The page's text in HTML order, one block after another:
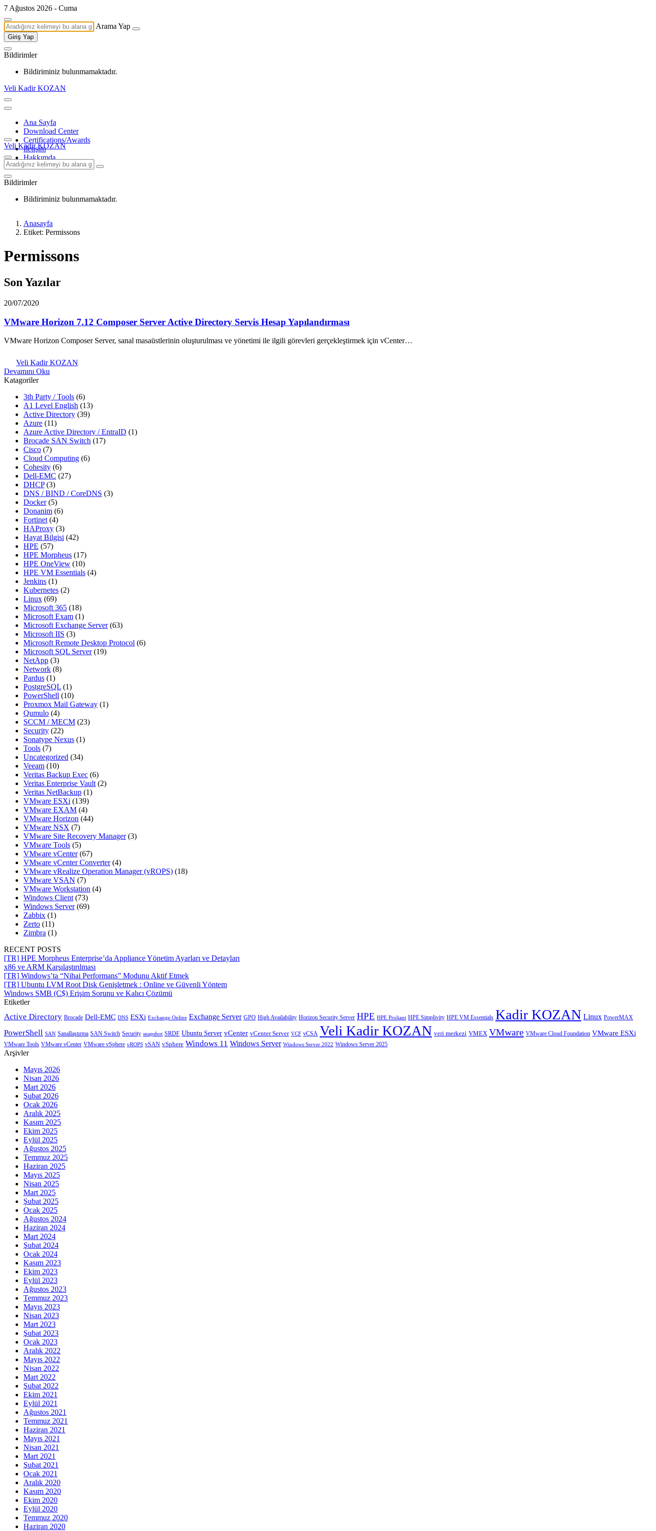
7 Ağustos 2026 - Cuma
Arama Yap
Giriş Yap
Bildirimler
Bildiriminiz bulunmamaktadır.
Veli Kadir KOZAN
Ana Sayfa
Download Center
Certifications/Awards
İletişim
Hakkımda
Veli Kadir KOZAN
Bildirimler
Bildiriminiz bulunmamaktadır.
Anasayfa
Etiket: Permissons
Permissons
Son Yazılar
20/07/2020
VMware Horizon 7.12 Composer Server Active Directory Servis Hesap Yapılandırması
VMware Horizon Composer Server, sanal masaüstlerinin oluşturulması ve yönetimi ile ilgili görevleri gerçekleştirmek için vCenter…
Veli Kadir KOZAN
Devamını Oku
Katagoriler
3th Party / Tools (6)
A1 Level English (13)
Active Directory (39)
Azure (11)
Azure Active Directory / EntraID (1)
Brocade SAN Switch (17)
Cisco (7)
Cloud Computing (6)
Cohesity (6)
Dell-EMC (27)
DHCP(3)
DNS / BIND / CoreDNS (3)
Docker(5)
Donanim (6)
Fortinet (4)
HAProxy (3)
Hayat Bilgisi (42)
HPE (57)
HPE Morpheus (17)
HPE OneView (10)
HPE VM Essentials (4)
Jenkins (1)
Kubernetes (2)
Linux (69)
Microsoft 365 (18)
Microsoft Exam (1)
Microsoft Exchange Server(63)
Microsoft IIS (3)
Microsoft Remote Desktop Protocol (6)
Microsoft SQL Server(19)
NetApp (3)
Network (8)
Pardus (1)
PostgreSQL (1)
PowerShell (10)
Proxmox Mail Gateway (1)
Qumulo (4)
SCCM / MECM (23)
Security (22)
Sonatype Nexus (1)
Tools (7)
Uncategorized (34)
Veeam (10)
Veritas Backup Exec (6)
Veritas Enterprise Vault (2)
Veritas NetBackup (1)
VMware ESXi (139)
VMware EXAM (4)
VMware Horizon (44)
VMware NSX (7)
VMware Site Recovery Manager(3)
VMware Tools (5)
VMware vCenter(67)
VMware vCenter Converter(4)
VMware vRealize Operation Manager (vROPS) (18)
VMware VSAN (7)
VMware Workstation (4)
Windows Client (73)
Windows Server(69)
Zabbix (1)
Zerto (11)
Zimbra (1)
RECENT POSTS
[TR] HPE Morpheus Enterprise’da Appliance Yönetim Ayarları ve Detayları
x86 ve ARM Karşılaştırılması
[TR] Windows’ta “Nihai Performans” Modunu Aktif Etmek
[TR] Ubuntu LVM Root Disk Genişletmek : Online ve Güvenli Yöntem
Windows SMB (C$) Erişim Sorunu ve Kalıcı Çözümü
Etiketler
Active Directory Brocade Dell-EMC DNS ESXi Exchange Online Exchange Server GPO High Availability Horizon Security Server HPE HPE Proliant HPE Simplivity HPE VM Essentials Kadir KOZAN Linux PowerMAX
PowerShell SAN Sanallaştırma SAN Switch Security snapshot SRDF Ubuntu Server vCenter vCenter Server VCF vCSA Veli Kadir KOZAN veri merkezi VMEX VMware VMware Cloud Foundation VMware ESXi
VMware Tools VMware vCenter VMware vSphere vROPS vSAN vSphere Windows 11 Windows Server Windows Server 2022 Windows Server 2025
Arşivler
Mayıs 2026
Nisan 2026
Mart 2026
Şubat 2026
Ocak 2026
Aralık 2025
Kasım 2025
Ekim 2025
Eylül 2025
Ağustos 2025
Temmuz 2025
Haziran 2025
Mayıs 2025
Nisan 2025
Mart 2025
Şubat 2025
Ocak 2025
Ağustos 2024
Haziran 2024
Mart 2024
Şubat 2024
Ocak 2024
Kasım 2023
Ekim 2023
Eylül 2023
Ağustos 2023
Temmuz 2023
Mayıs 2023
Nisan 2023
Mart 2023
Şubat 2023
Ocak 2023
Aralık 2022
Mayıs 2022
Nisan 2022
Mart 2022
Şubat 2022
Ekim 2021
Eylül 2021
Ağustos 2021
Temmuz 2021
Haziran 2021
Mayıs 2021
Nisan 2021
Mart 2021
Şubat 2021
Ocak 2021
Aralık 2020
Kasım 2020
Ekim 2020
Eylül 2020
Temmuz 2020
Haziran 2020